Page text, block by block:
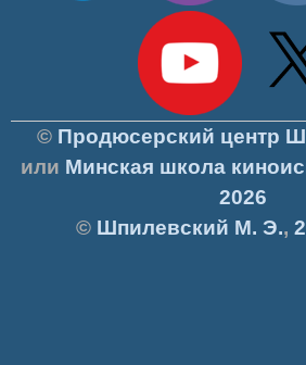
© Продюсерский центр
или Минская школа
2026
© Шпилевский М. Э.,